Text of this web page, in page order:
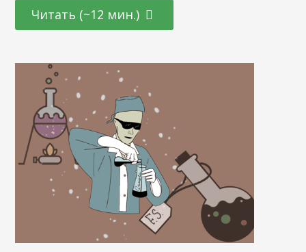
7 секунд, демонстрируя пользователям белый экран. За
год Walmart сократил время загрузки страницы до 2.9
JavaScript, удаления медленных шрифтов, оптимизации
изображений. Увеличение скорости…
Читать (~12 мин.)